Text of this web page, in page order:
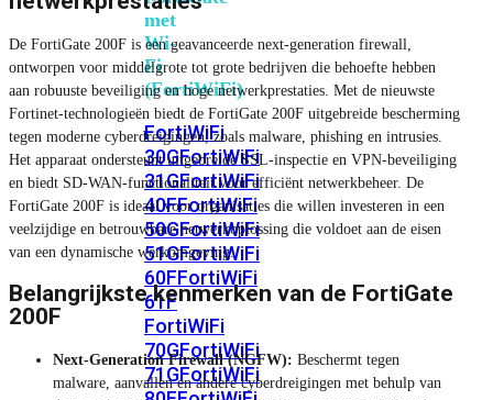
met
Wi-
Fi
(FortiWiFi)
FortiWiFi
30GFortiWiFi
31GFortiWiFi
40FFortiWiFi
50GFortiWiFi
51GFortiWiFi
60FFortiWiFi
61F
FortiWiFi
70GFortiWiFi
71GFortiWiFi
De FortiGate 200F is een geavanceerde next-generation firewall,
ontworpen voor middelgrote tot grote bedrijven die behoefte hebben
aan robuuste beveiliging en hoge netwerkprestaties. Met de nieuwste
Fortinet-technologieën biedt de FortiGate 200F uitgebreide bescherming
tegen moderne cyberdreigingen, zoals malware, phishing en intrusies.
Het apparaat ondersteunt uitgebreide SSL-inspectie en VPN-beveiliging
en biedt SD-WAN-functionaliteit voor efficiënt netwerkbeheer. De
FortiGate 200F is ideaal voor organisaties die willen investeren in een
veelzijdige en betrouwbare netwerkoplossing die voldoet aan de eisen
van een dynamische werkomgeving.
Belangrijkste kenmerken van de FortiGate
200F
Next-Generation Firewall (NGFW): Beschermt tegen
malware, aanvallen en andere cyberdreigingen met behulp van